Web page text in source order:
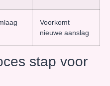
Voorkomt
nieuwe aanslag
stap voor